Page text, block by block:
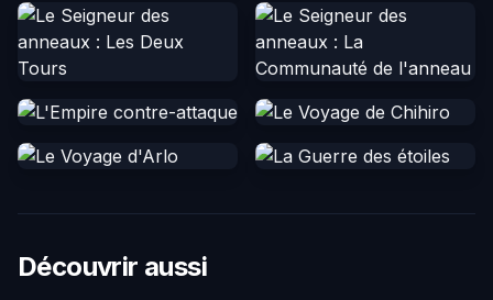
Découvrir aussi